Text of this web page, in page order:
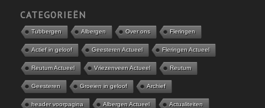
CATEGORIEËN
Tubbergen Albergen Over ons Fleringen
Actief in geloof Geesteren Actueel Fleringen Actueel
Reutum Actueel Vriezenveen Actueel Reutum
Geesteren Groeien in geloof Archief
header voorpagina Albergen Actueel Actualiteiten